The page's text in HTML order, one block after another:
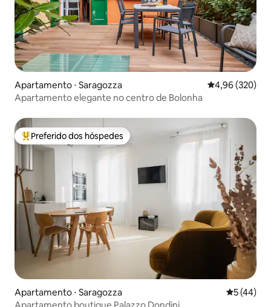
Apartamento ⋅ Saragozza 4,96 de uma
4,96 (320)
Apartamento elegante no centro de Bolonha
Entre os melhores preferidos dos hóspedes
Preferido dos hóspedes
Apartamento ⋅ Saragozza 5 de uma
5 (44)